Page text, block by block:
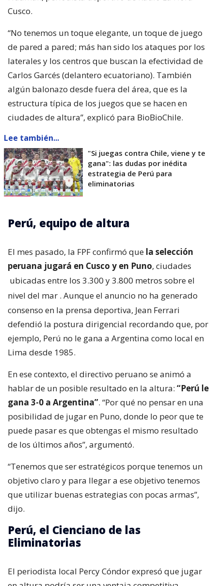
Cusco.
“No tenemos un toque elegante, un toque de juego
de pared a pared; más han sido los ataques por los
laterales y los centros que buscan la efectividad de
Carlos Garcés (delantero ecuatoriano). También
algún balonazo desde fuera del área, que es la
estructura típica de los juegos que se hacen en
ciudades de altura”, explicó para BioBioChile.
Lee también...
"Si juegas contra Chile, viene y te
gana": las dudas por inédita
estrategia de Perú para
eliminatorias
Perú, equipo de altura
El mes pasado, la FPF confirmó que la selección
peruana jugará en Cusco y en Puno, ciudades
ubicadas entre los 3.300 y 3.800 metros sobre el
nivel del mar . Aunque el anuncio no ha generado
consenso en la prensa deportiva, Jean Ferrari
defendió la postura dirigencial recordando que, por
ejemplo, Perú no le gana a Argentina como local en
Lima desde 1985.
En ese contexto, el directivo peruano se animó a
hablar de un posible resultado en la altura: “Perú le
gana 3-0 a Argentina”. “Por qué no pensar en una
posibilidad de jugar en Puno, donde lo peor que te
puede pasar es que obtengas el mismo resultado
de los últimos años”, argumentó.
“Tenemos que ser estratégicos porque tenemos un
objetivo claro y para llegar a ese objetivo tenemos
que utilizar buenas estrategias con pocas armas”,
dijo.
Perú, el Cienciano de las
Eliminatorias
El periodista local Percy Cóndor expresó que jugar